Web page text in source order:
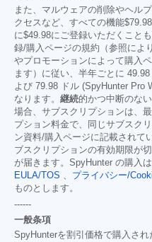
また、マルウェアの削除やヘル
クセスなど、すべての機能$79.98
に$49.98にご登録いただくこと
録/購入ページの規約（参照によ
やプロモーションによって購入
ます）に従い、半年ごとに
よび 79.98 ドル (SpyHunter Pro
なります。 継続的かつ中断のな
場合、サブスクリプションは、
プション料金で、同じサブスク
ン資料/購入ページに記載されて
ブスクリプションの有効期限が
が届きます。SpyHunter の購入
EULA/TOS 、 プライバシー/
ものとします。
------
一般条項
SpyHunterを割引価格で購入され